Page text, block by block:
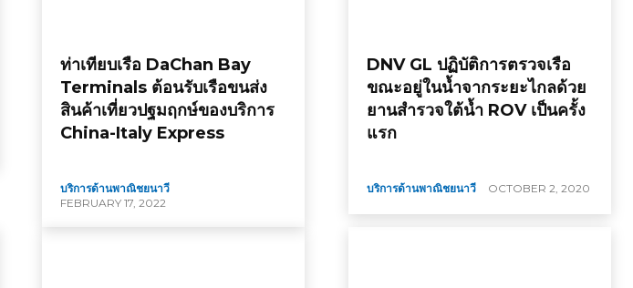
ท่าเทียบเรือ DaChan Bay
Terminals ต้อนรับเรือขนส่ง
สินค้าเที่ยวปฐมฤกษ์ของบริการ
China-Italy Express
บริการด้านพาณิชยนาวี
FEBRUARY 17, 2022
DNV GL ปฏิบัติการตรวจเรือ
ขณะอยู่ในน้ำจากระยะไกลด้วย
ยานสำรวจใต้น้ำ ROV เป็นครั้ง
แรก
บริการด้านพาณิชยนาวี OCTOBER 2, 2020